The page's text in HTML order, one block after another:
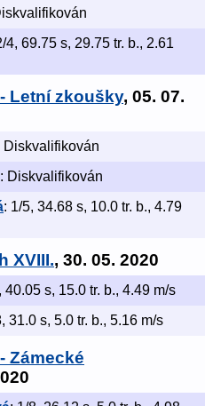
4, 69.75 s, 29.75 tr. b., 2.61
Letní zkoušky, 05. 07.
Diskvalifikován
: Diskvalifikován
: 1/5, 34.68 s, 10.0 tr. b., 4.79
XVIII., 30. 05. 2020
40.05 s, 15.0 tr. b., 4.49 m/s
31.0 s, 5.0 tr. b., 5.16 m/s
Zámecké